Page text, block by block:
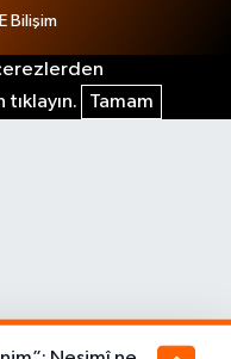
Bilişim
Tamam